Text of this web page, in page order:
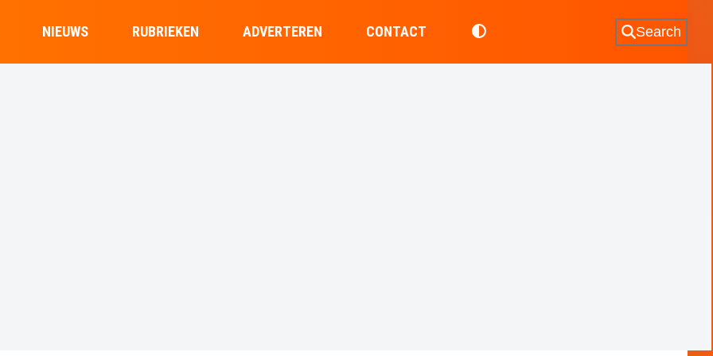
NIEUWS RUBRIEKEN ADVERTEREN CONTACT Search